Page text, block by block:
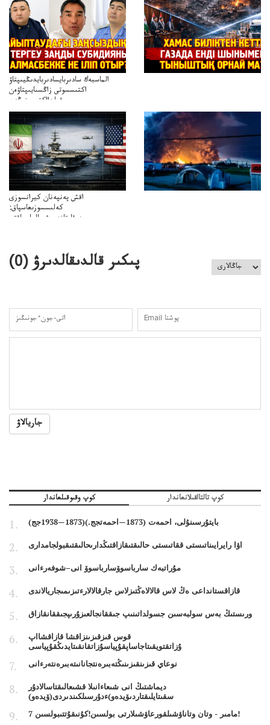
الماسبەك سادىربايسادىربايدىڭيىپتاۋ
اكتىسسوتى زاڭسىايىپتاۋەن
قولدااكتىسىنىڭەن
ميلليونزاڭسىزدىعىمەنقولدانوسىرىلگەنميلليوندار
اقش پەنپەنان كيرانسوزى
كەلىسسوزىعاسپاق:
دوقايتازدەسۋىجالعاسپاقتى
پىكىر قالدىقالدىرۋ (0
)
جاريالاۋ
كوپ وقىوقىلعاندار كوپ تالتالقىلانعاندار
بايتۇرسىنۇلى، احمەت (1873—احمەتجج.)(1873—1938جج)
اۋا رايرايىناتىستى ققاتىستى حالىقتىقازاقتىڭدارىحالىقتىقبولجامدارى
مۇراتبەك سارباسوۆسارباسوۆ انى–شوفەرءانى
قازاقستانداعى ەڭ لاس قالالاەڭتىزلاس جارقالالارءتىزىمىجاريالاندى
ورىستىڭ بەس سولبەسىن جسولداتىنىپ جىققانجالعىزۇرىپجىققانقازاق
قوس قىزقىزىنزاقشا قازاقشااپ
ۇزاتقتويقىتاجاساپقۇپياسۇزاتقانقىتايدىڭقۇپياسى
نوعاي قىزىنقىزىنىڭتەبىرەنتجانانىتەبىرەنتەرءانى
ديماشتىڭ انى شىعاءانىلا قشىعالىقتاسالادۇر
سقىتايلىقتاردىۆيدەو)ءدۇرسىلكىندىردى(ۆيدەو)
7 مامىر - وتان وتاناۋشىلقورعاۋشىلارتى بولسىن!كۇنىقۇتتىبولسىن!